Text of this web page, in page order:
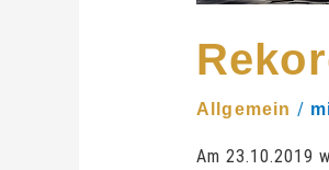
Allgemein /
Am 23.10.2019